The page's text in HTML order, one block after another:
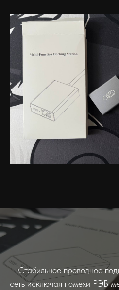
Стабильное проводное
сеть исключая помехи РЭБ